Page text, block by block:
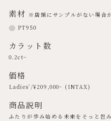
素材 ※店頭にサンプルがない場合
PT950
カラット数
0.2ct~
価格
Ladies’/¥209,000~ (INTAX)
商品説明
ふたりが歩み始める未来をそっと包